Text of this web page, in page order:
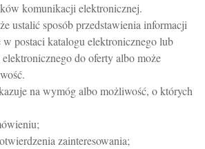
komunikacji elektronicznej.
ustalić sposób przedstawienia informacji
postaci katalogu elektronicznego lub
elektronicznego do oferty albo może
na wymóg albo możliwość, o których
zainteresowania;